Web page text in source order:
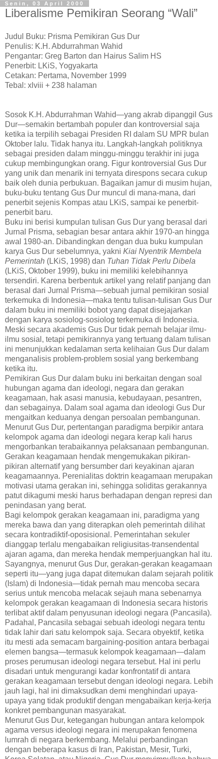
Senin, 03 April 2000
Liberalisme Pemikiran Seorang “Wali”
Judul Buku: Prisma Pemikiran Gus Dur
Penulis: K.H. Abdurrahman Wahid
Pengantar: Greg Barton dan Hairus Salim HS
Penerbit: LKiS, Yogyakarta
Cetakan: Pertama, November 1999
Tebal: xlviii + 238 halaman
Sosok K.H. Abdurrahman Wahid—yang akrab dipanggil Gus
Dur—semakin bertambah populer dan kontroversial saja
ketika ia terpilih sebagai Presiden RI dalam SU MPR bulan
Oktober lalu. Tidak hanya itu. Langkah-langkah politiknya
sebagai presiden dalam minggu-minggu terakhir ini juga
cukup membingungkan orang. Figur kontroversial Gus Dur
yang unik dan menarik ini ternyata direspons secara cukup
baik oleh dunia perbukuan. Bagaikan jamur di musim hujan,
buku-buku tentang Gus Dur muncul di mana-mana, dari
penerbit sejenis Kompas atau LKiS, sampai ke penerbit-
penerbit baru.
Buku ini berisi kumpulan tulisan Gus Dur yang berasal dari
Jurnal Prisma, sebagian besar antara akhir 1970-an hingga
awal 1980-an. Dibandingkan dengan dua buku kumpulan
karya Gus Dur sebelumnya, yakni Kiai Nyentrik Membela
Pemerintah (LKiS, 1998) dan Tuhan Tidak Perlu Dibela
(LKiS, Oktober 1999), buku ini memiliki kelebihannya
tersendiri. Karena berbentuk artikel yang relatif panjang dan
berasal dari Jurnal Prisma—sebuah jurnal pemikiran sosial
terkemuka di Indonesia—maka tentu tulisan-tulisan Gus Dur
dalam buku ini memiliki bobot yang dapat disejajarkan
dengan karya sosiolog-sosiolog terkemuka di Indonesia.
Meski secara akademis Gus Dur tidak pernah belajar ilmu-
ilmu sosial, tetapi pemikirannya yang tertuang dalam tulisan
ini menunjukkan kedalaman serta kelihaian Gus Dur dalam
menganalisis problem-problem sosial yang berkembang
ketika itu.
Pemikiran Gus Dur dalam buku ini berkaitan dengan soal
hubungan agama dan ideologi, negara dan gerakan
keagamaan, hak asasi manusia, kebudayaan, pesantren,
dan sebagainya. Dalam soal agama dan ideologi Gus Dur
mengaitkan keduanya dengan persoalan pembangunan.
Menurut Gus Dur, pertentangan paradigma berpikir antara
kelompok agama dan ideologi negara kerap kali harus
mengorbankan terabaikannya pelaksanaan pembangunan.
Gerakan keagamaan hendak mengemukakan pikiran-
pikiran alternatif yang bersumber dari keyakinan ajaran
keagamaannya. Perenialitas doktrin keagamaan merupakan
motivasi utama gerakan ini, sehingga soliditas gerakannya
patut dikagumi meski harus berhadapan dengan represi dan
penindasan yang berat.
Bagi kelompok gerakan keagamaan ini, paradigma yang
mereka bawa dan yang diterapkan oleh pemerintah dilihat
secara kontradiktif-oposisional. Pemerintahan sekuler
dianggap terlalu mengabaikan religiusitas-transendental
ajaran agama, dan mereka hendak memperjuangkan hal itu.
Sayangnya, menurut Gus Dur, gerakan-gerakan keagamaan
seperti itu—yang juga dapat ditemukan dalam sejarah politik
(Islam) di Indonesia—tidak pernah mau mencoba secara
serius untuk mencoba melacak sejauh mana sebenarnya
kelompok gerakan keagamaan di Indonesia secara historis
terlibat aktif dalam penyusunan ideologi negara (Pancasila).
Padahal, Pancasila sebagai sebuah ideologi negara tentu
tidak lahir dari satu kelompok saja. Secara obyektif, ketika
itu mesti ada semacam bargaining-position antara berbagai
elemen bangsa—termasuk kelompok keagamaan—dalam
proses perumusan ideologi negara tersebut. Hal ini perlu
disadari untuk mengurangi kadar konfrontatif di antara
gerakan keagamaan tersebut dengan ideologi negara. Lebih
jauh lagi, hal ini dimaksudkan demi menghindari upaya-
upaya yang tidak produktif dengan mengabaikan kerja-kerja
konkret pembangunan masyarakat.
Menurut Gus Dur, ketegangan hubungan antara kelompok
agama versus ideologi negara ini merupakan fenomena
lumrah di negara berkembang. Melalui perbandingan
dengan beberapa kasus di Iran, Pakistan, Mesir, Turki,